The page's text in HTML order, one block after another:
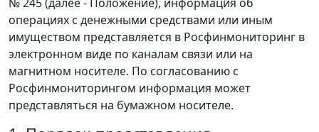
операциях с денежными средствами или иным
имуществом представляется в Росфинмониторинг в
электронном виде по каналам связи или на
магнитном носителе. По согласованию с
Росфинмониторингом информация может
представляться на бумажном носителе.